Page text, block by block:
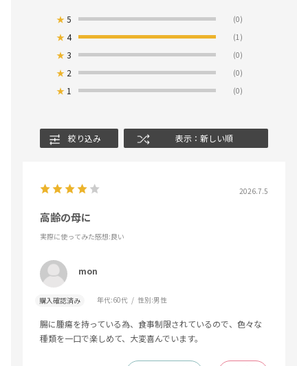
★5 (0)
★4 (1)
★3 (0)
★ 2 (0)
★ 1 (0)
絞り込み 表示：新しい順
2026.7.5
高齢の母に
実際に使ってみた感想:良い
mon
購入確認済み 年代:60代 性別:男性
腸に腫瘍を持っている為、食事制限されているので、色々な
種類を一口で楽しめて、大変喜んでいます。